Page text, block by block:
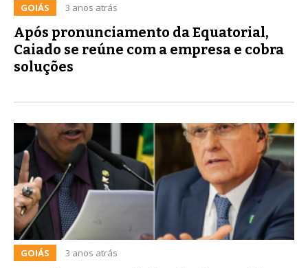
GOIÁS 3 anos atrás
Após pronunciamento da Equatorial,
Caiado se reúne com a empresa e cobra
soluções
GOIÁS 3 anos atrás